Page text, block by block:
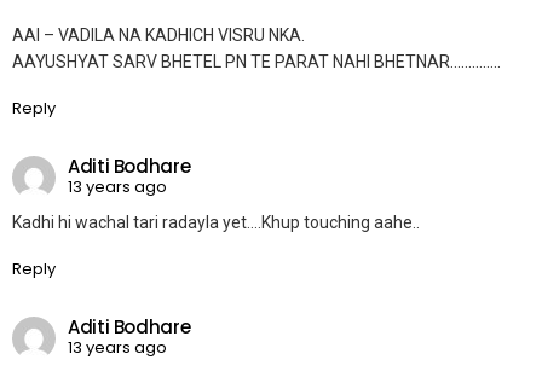
AAI – VADILA NA KADHICH VISRU NKA.
AAYUSHYAT SARV BHETEL PN TE PARAT NAHI BHETNAR…………..
Reply
Aditi Bodhare
13 years ago
Kadhi hi wachal tari radayla yet….Khup touching aahe..
Reply
Aditi Bodhare
13 years ago